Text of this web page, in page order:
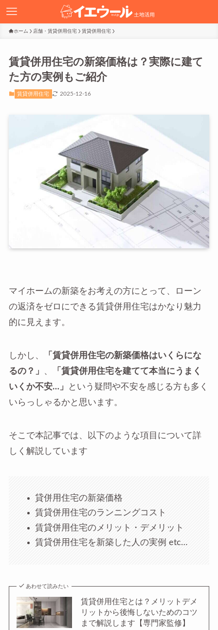
ホーム 店舗・賃貸併用住宅 賃貸併用住宅
賃貸併用住宅の新築価格は？実際に建て
た方の実例もご紹介
賃貸併用住宅 2025-12-16
マイホームの新築をお考えの方にとって、ローン
の返済をゼロにできる賃貸併用住宅はかなり魅力
的に見えます。
しかし、
「賃貸併用住宅の新築価格はいくらにな
るの？」
、
「賃貸併用住宅を建てて本当にうまく
いくか不安…」
という疑問や不安を感じる方も多く
いらっしゃるかと思います。
そこで本記事では、以下のような項目について詳
しく解説しています
貸併用住宅の新築価格
賃貸併用住宅のランニングコスト
賃貸併用住宅のメリット・デメリット
賃貸併用住宅を新築した人の実例 etc…
あわせて読みたい
賃貸併用住宅とは？メリットデメ
リットから後悔しないためのコツ
まで解説します【専門家監修】